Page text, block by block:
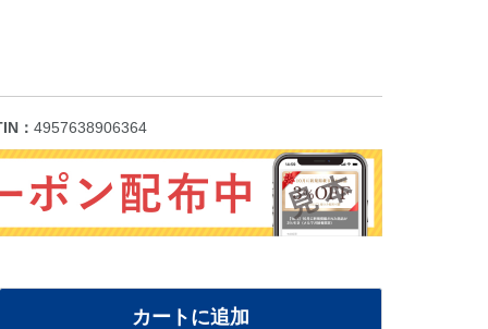
： 4957638906364
カートに追加